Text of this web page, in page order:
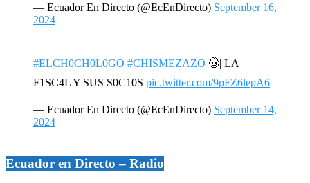
— Ecuador En Directo (@EcEnDirecto) September 16,
2024
#ELCH0CH0L0GO #CHISMEZAZO 🤠| LA
F1SC4L Y SUS S0C10S pic.twitter.com/9pFZ6lepA6
— Ecuador En Directo (@EcEnDirecto) September 14,
2024
Ecuador en Directo – Radio